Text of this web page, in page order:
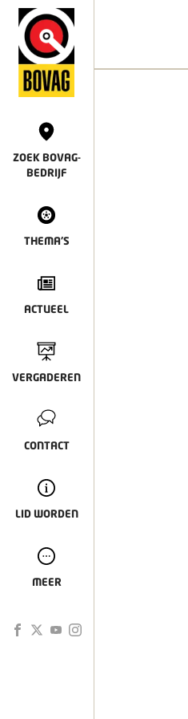
ZOEK BOVAG-
BEDRIJF
THEMA'S
ACTUEEL
VERGADEREN
CONTACT
LID WORDEN
MEER